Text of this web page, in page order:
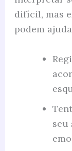
difícil, mas
podem
seu